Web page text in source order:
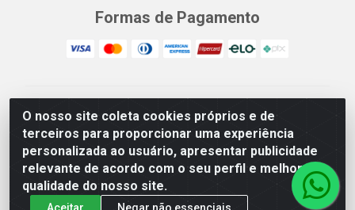
O nosso site coleta cookies próprios e de
terceiros para proporcionar uma experiência
personalizada ao usuário, apresentar publicidade
relevante de acordo com o seu perfil e melhorar a
qualidade do nosso site.
Aceitar Negar não essenciais
Formas de Pagamento
EP Elétrica LTDA - 18.621.731/0005-43 - Itabaiana/SE -
CEP: 49511-899
EP Elétrica LTDA - 48.594.570/0001-83 - Itabaiana/SE -
CEP: 49511-899